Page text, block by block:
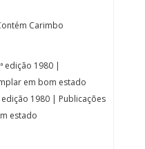
Carimbo
edição 1980 |
em bom estado
1980 | Publicações
estado